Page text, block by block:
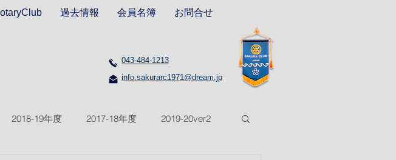
過去情報 会員名簿 お問合せ
043-484-1213
info.sakurarc1971@dream.jp
2018-19年度 2017-18年度 2019-20ver2